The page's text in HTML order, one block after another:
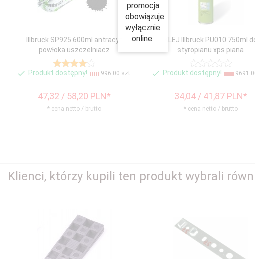
Illbruck SP925 600ml antracyt
powłoka uszczelniacz
Produkt dostępny! 996.00 szt.
47,32 / 58,20 PLN*
* cena netto / brutto
KLEJ Illbruck PU010 750ml
styropianu xps piana
Produkt dostępny!
34,04 / 41,87 PLN*
* cena netto / brutto
Klienci, którzy kupili ten produkt wybrali
promocja
obowiązuje
wyłącznie
online.